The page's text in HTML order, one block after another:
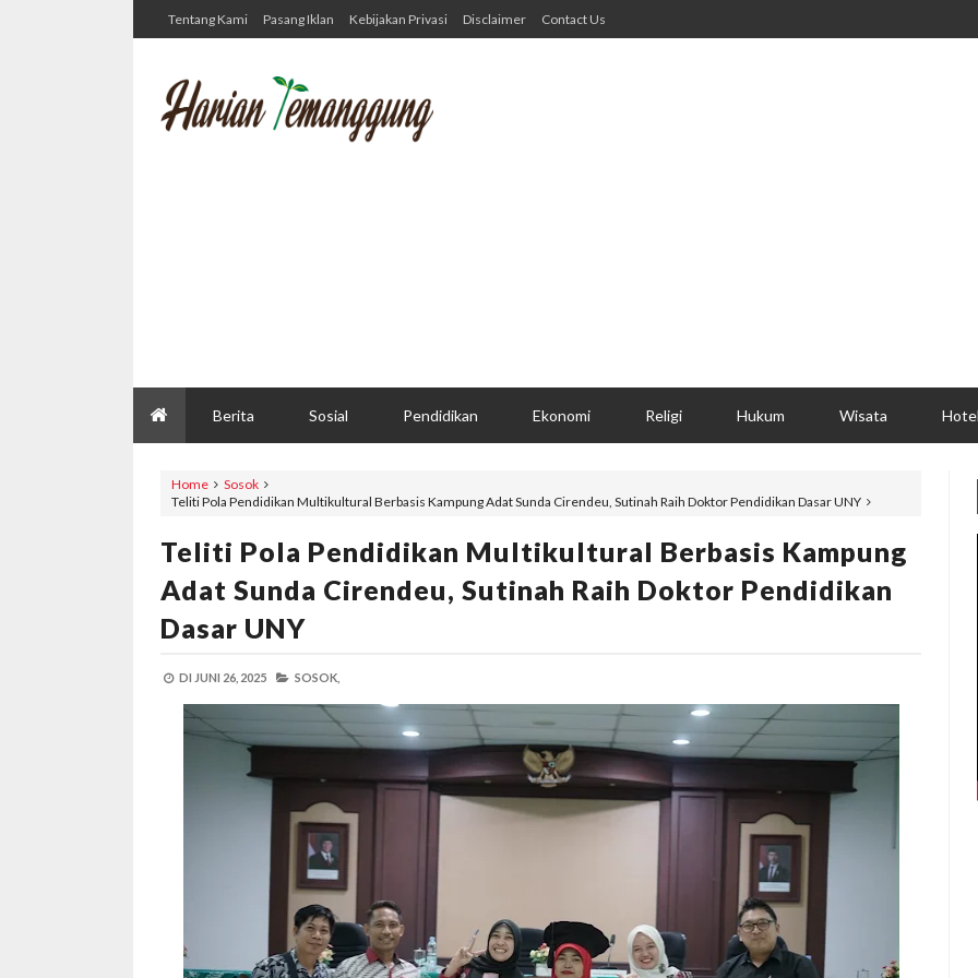
Tentang Kami Pasang Iklan Kebijakan Privasi Disclaimer Contact Us
Berita Sosial Pendidikan Ekonomi Religi Hukum Wisata Hotel
Home
Sosok
Teliti Pola Pendidikan Multikultural Berbasis Kampung Adat Sunda Cirendeu, Sutinah Raih Doktor Pendidikan Dasar UNY
Teliti Pola Pendidikan Multikultural Berbasis Kampung
Adat Sunda Cirendeu, Sutinah Raih Doktor Pendidikan
Dasar UNY
DI JUNI 26, 2025 SOSOK,